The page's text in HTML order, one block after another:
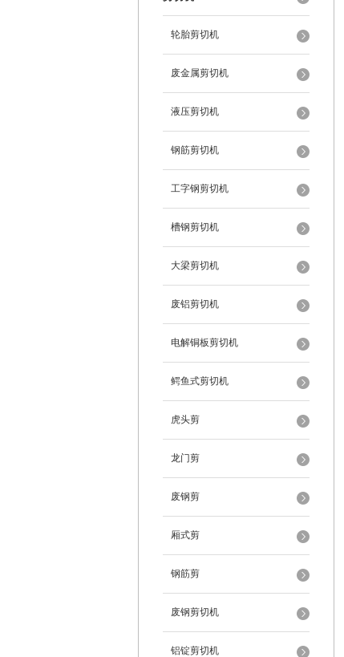
轮胎剪切机
废金属剪切机
液压剪切机
钢筋剪切机
工字钢剪切机
槽钢剪切机
大梁剪切机
废铝剪切机
电解铜板剪切机
鳄鱼式剪切机
虎头剪
龙门剪
废钢剪
厢式剪
钢筋剪
废钢剪切机
铝锭剪切机